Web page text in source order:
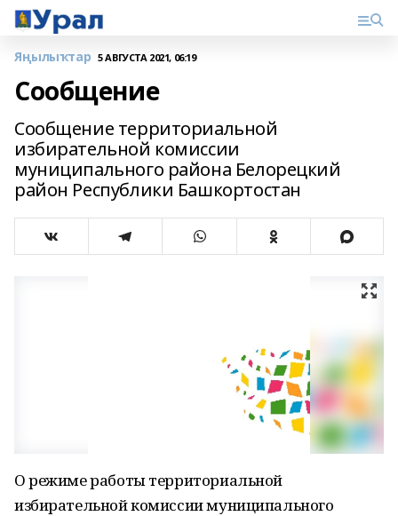
Яңылыҡтар 5 АВГУСТА 2021, 06:19
Сообщение
Сообщение территориальной
избирательной комиссии
муниципального района Белорецкий
район Республики Башкортостан
О режиме работы территориальной
избирательной комиссии муниципального